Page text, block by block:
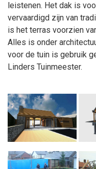
leistenen. Het dak is
vervaardigd zijn van
is het terras voorzien
Alles is onder
voor de tuin is gebruik
Linders Tuinmeester.